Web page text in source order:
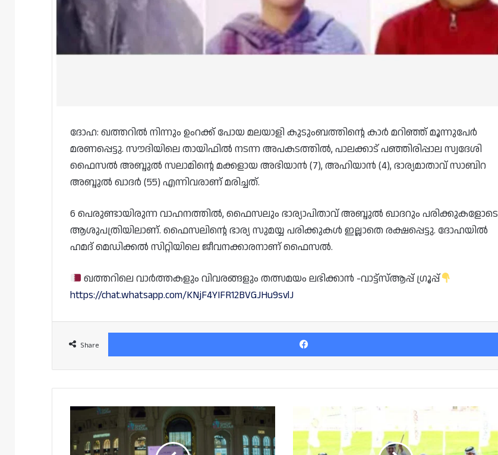
ദോഹ: ഖത്തറിൽ നിന്നും ഉംറക്ക് പോയ മലയാളി കുടുംബത്തിന്റെ കാര്‍ മറിഞ്ഞ് മൂന്നുപേർ
മരണപ്പെട്ടു. സൗദിയിലെ തായിഫിൽ നടന്ന അപകടത്തിൽ, പാലക്കാട് പഞ്ഞിരിപ്പാല സ്വദേശി
ഫൈസൽ അബ്ദുൽ സലാമിന്റെ മക്കളായ അഭിയാൻ (7), അഹിയാന്‍ (4), ഭാര്യമാതാവ് സാബിറ
അബ്ദുൽ ഖാദർ (55) എന്നിവരാണ് മരിച്ചത്.
6 പെരുണ്ടായിരുന്ന വാഹനത്തിൽ, ഫൈസലും ഭാര്യാപിതാവ് അബ്ദുൽ ഖാദറും പരിക്കുകളോടെ
ആശുപത്രിയിലാണ്. ഫൈസലിന്റെ ഭാര്യ സുമയ്യ പരിക്കുകൾ ഇല്ലാതെ രക്ഷപ്പെട്ടു. ദോഹയിൽ
ഹമദ് മെഡിക്കൽ സിറ്റിയിലെ ജീവനക്കാരനാണ് ഫൈസൽ.
ഖത്തറിലെ വാർത്തകളും വിവരങ്ങളും തത്സമയം ലഭിക്കാൻ -വാട്ട്സ്ആപ്പ് ഗ്രൂപ്പ്
https://chat.whatsapp.com/KNjF4YIFR12BVGJHu9svlJ
Share
ഷോപ്പ്
ഖത്തർ
രണ്ടാം
നറുക്കെടുപ്പും
അറേബ്യൻ
മേള
ജേതാക്കളെ